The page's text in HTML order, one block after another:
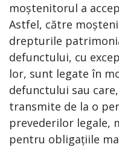
moștenitorul a
Astfel, către
drepturile
defunctului, cu
lor, sunt legate în
defunctului sau
transmite de la o
prevederilor legale,
pentru obligațiile